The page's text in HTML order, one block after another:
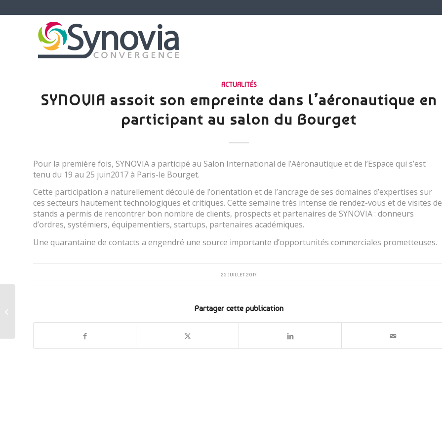
ACTUALITÉS
SYNOVIA assoit son empreinte dans l’aéronautique en
participant au salon du Bourget
Pour la première fois, SYNOVIA a participé au Salon International de l’Aéronautique et de l’Espace qui s’est
tenu du 19 au 25 juin2017 à Paris-le Bourget.
Cette participation a naturellement découlé de l’orientation et de l’ancrage de ses domaines d’expertises sur
ces secteurs hautement technologiques et critiques. Cette semaine très intense de rendez-vous et de visites de
stands a permis de rencontrer bon nombre de clients, prospects et partenaires de SYNOVIA : donneurs
d’ordres, systémiers, équipementiers, startups, partenaires académiques.
Une quarantaine de contacts a engendré une source importante d’opportunités commerciales prometteuses.
26 JUILLET 2017
Partager cette publication
destinée...